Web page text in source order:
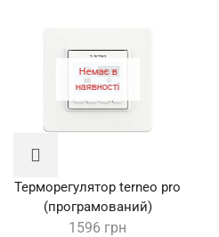
Немає в
наявності
Терморегулятор terneo pro
(програмований)
1596 грн